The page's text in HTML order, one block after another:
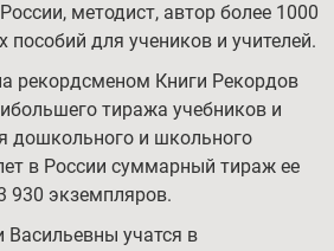
методист, автор более 1000
для учеников и учителей.
рекордсменом Книги Рекордов
тиража учебников и
дошкольного и школьного
в России суммарный тираж ее
930 экземпляров.
учатся в